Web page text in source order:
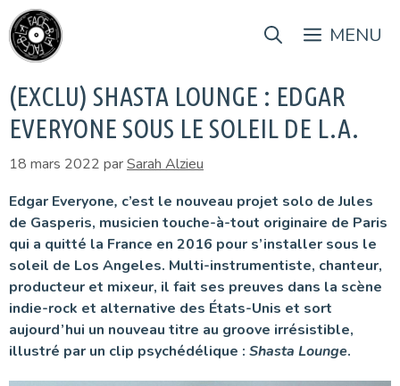
Aller
au
contenu
MENU
(EXCLU) SHASTA LOUNGE : EDGAR
EVERYONE SOUS LE SOLEIL DE L.A.
18 mars 2022 parSarah Alzieu
Edgar Everyone, c’est le nouveau projet solo de Jules
de Gasperis, musicien touche-à-tout originaire de Paris
qui a quitté la France en 2016 pour s’installer sous le
soleil de Los Angeles. Multi-instrumentiste, chanteur,
producteur et mixeur, il fait ses preuves dans la scène
indie-rock et alternative des États-Unis et sort
aujourd’hui un nouveau titre au groove irrésistible,
illustré par un clip psychédélique : Shasta Lounge.